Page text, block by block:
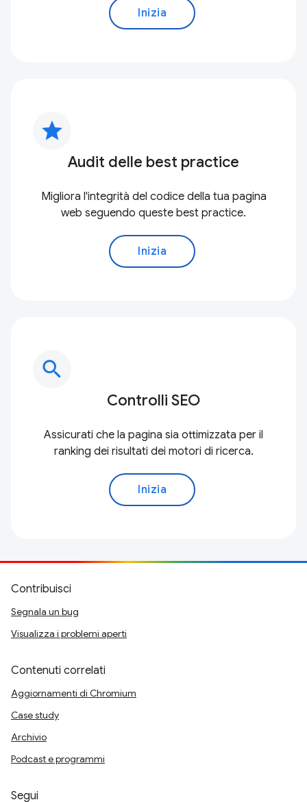
Inizia
star
Audit delle best practice
Migliora l'integrità del codice della tua pagina
web seguendo queste best practice.
Inizia
search
Controlli SEO
Assicurati che la pagina sia ottimizzata per il
ranking dei risultati dei motori di ricerca.
Inizia
Contribuisci
Segnala un bug
Visualizza i problemi aperti
Contenuti correlati
Aggiornamenti di Chromium
Case study
Archivio
Podcast e programmi
Segui